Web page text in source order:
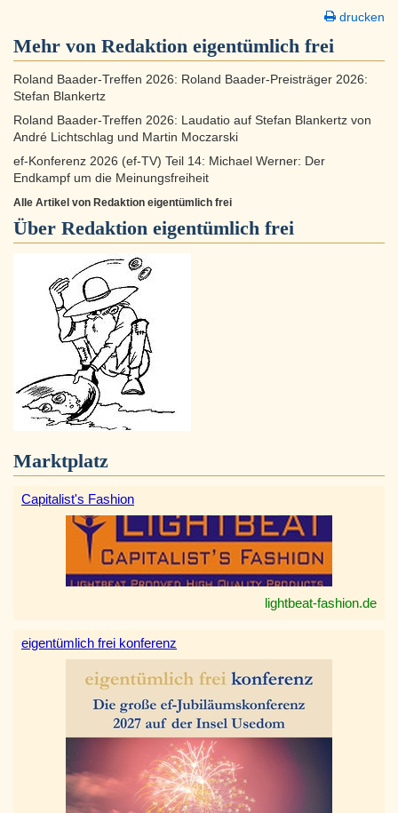
drucken
Mehr von Redaktion eigentümlich frei
Roland Baader-Treffen 2026: Roland Baader-Preisträger 2026:
Stefan Blankertz
Roland Baader-Treffen 2026: Laudatio auf Stefan Blankertz von
André Lichtschlag und Martin Moczarski
ef-Konferenz 2026 (ef-TV) Teil 14: Michael Werner: Der
Endkampf um die Meinungsfreiheit
Alle Artikel von Redaktion eigentümlich frei
Über Redaktion eigentümlich frei
Marktplatz
Capitalist's Fashion
lightbeat-fashion.de
eigentümlich frei konferenz